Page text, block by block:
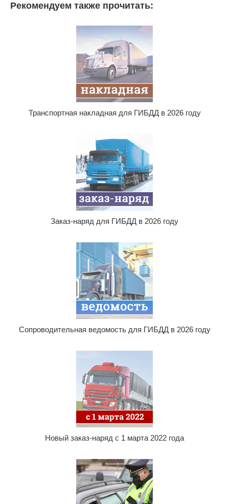
Рекомендуем также прочитать:
Транспортная накладная для ГИБДД в 2026 году
Заказ-наряд для ГИБДД в 2026 году
Сопроводительная ведомость для ГИБДД в 2026 году
Новый заказ-наряд с 1 марта 2022 года